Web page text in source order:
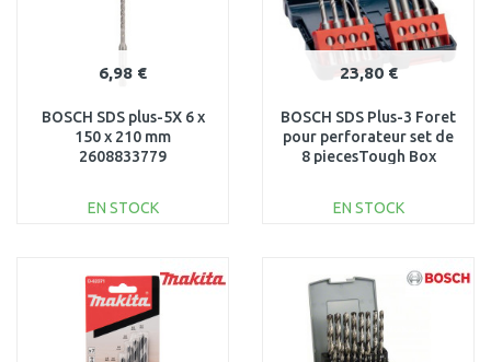
6,98 €
BOSCH SDS plus-5X 6 x
150 x 210 mm
2608833779
EN STOCK
Au comparatif
23,80 €
BOSCH SDS Plus-3 Foret
pour perforateur set de
8 piecesTough Box
EN STOCK
Au comparatif